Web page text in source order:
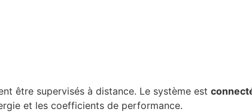
être supervisés à distance. Le système est
et les coefficients de performance.